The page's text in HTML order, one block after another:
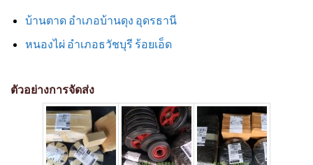
บ้านตาด อำเภอบ้านดุง อุดรธานี
หนองไผ่ อำเภอธวัชบุรี ร้อยเอ็ด
ตัวอย่างการจัดส่ง